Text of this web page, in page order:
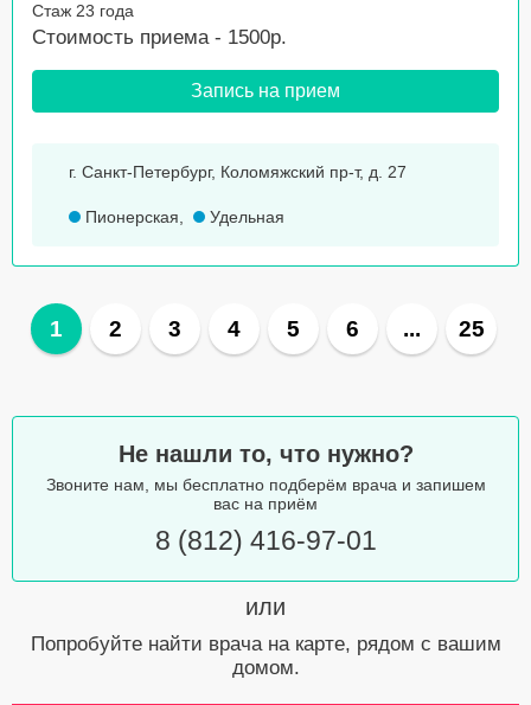
Стаж 23 года
Стоимость приема - 1500р.
Запись на прием
г. Санкт-Петербург, Коломяжский пр-т, д. 27
Пионерская, Удельная
1 2 3 4 5 6 ... 25
Не нашли то, что нужно?
Звоните нам, мы бесплатно подберём врача и запишем
вас на приём
8 (812) 416-97-01
или
Попробуйте найти врача на карте, рядом с вашим
домом.